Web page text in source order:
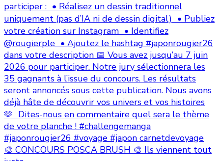
🎨 CONCOURS POSCA BRUSH 🎨 Ils viennent tout